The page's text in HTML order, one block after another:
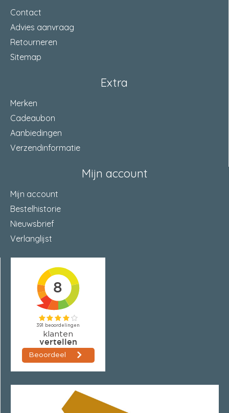
Contact
Advies aanvraag
Retourneren
Sitemap
Extra
Merken
Cadeaubon
Aanbiedingen
Verzendinformatie
Mijn account
Mijn account
Bestelhistorie
Nieuwsbrief
Verlanglijst